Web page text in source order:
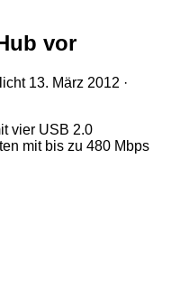
vor
13. März 2012 ·
vier USB 2.0
mit bis zu 480 Mbps